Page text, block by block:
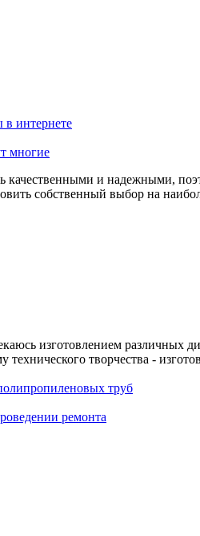
в интернете
многие
и надежными,
собственный выбор на
изготовлением различных
технического творчества -
труб
ремонта